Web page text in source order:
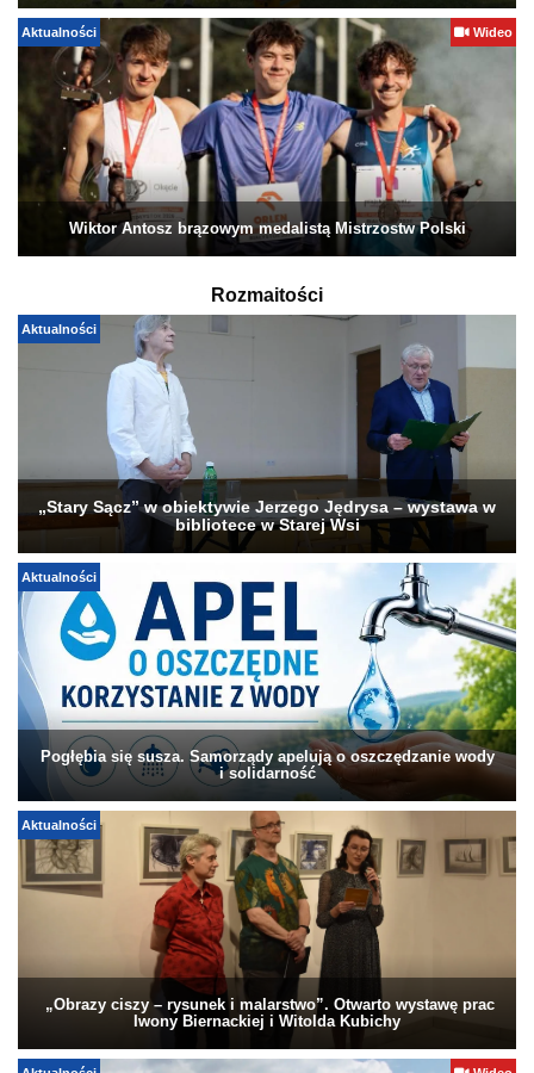
Aktualności Wideo
Wiktor Antosz brązowym medalistą Mistrzostw Polski
Rozmaitości
Aktualności
„Stary Sącz” w obiektywie Jerzego Jędrysa – wystawa w
bibliotece w Starej Wsi
Aktualności
Pogłębia się susza. Samorządy apelują o oszczędzanie wody
i solidarność
Aktualności
„Obrazy ciszy – rysunek i malarstwo”. Otwarto wystawę prac
Iwony Biernackiej i Witolda Kubichy